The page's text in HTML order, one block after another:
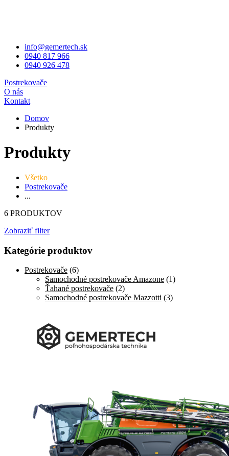
info@gemertech.sk
0940 817 966
0940 926 478
Postrekovače
O nás
Kontakt
Domov
Produkty
Produkty
Všetko
Postrekovače
...
6 PRODUKTOV
Zobraziť filter
Kategórie produktov
Postrekovače (6)
Samochodné postrekovače Amazone (1)
Ťahané postrekovače (2)
Samochodné postrekovače Mazzotti (3)